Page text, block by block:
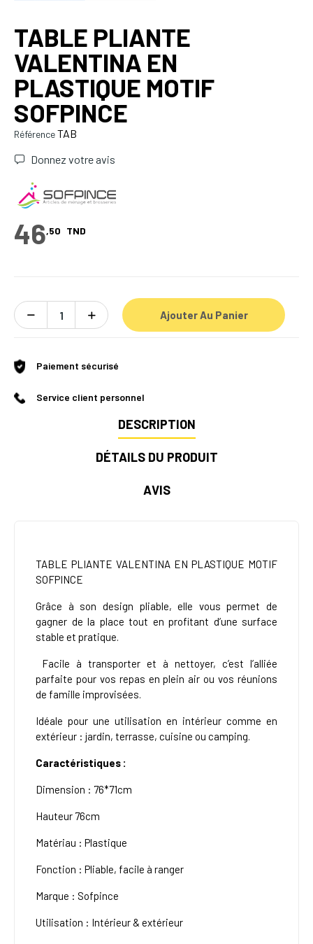
TABLE PLIANTE
VALENTINA EN
PLASTIQUE MOTIF
SOFPINCE
RéférenceTAB
Donnez votre avis
46,50 TND
Ajouter Au Panier
Paiement sécurisé
Service client personnel
DESCRIPTION
DÉTAILS DU PRODUIT
AVIS
TABLE PLIANTE VALENTINA EN PLASTIQUE MOTIF
SOFPINCE
Grâce à son design pliable, elle vous permet de
gagner de la place tout en profitant d’une surface
stable et pratique.
Facile à transporter et à nettoyer, c’est l’alliée
parfaite pour vos repas en plein air ou vos réunions
de famille improvisées.
Idéale pour une utilisation en intérieur comme en
extérieur : jardin, terrasse, cuisine ou camping.
Caractéristiques :
Dimension : 76*71cm
Hauteur 76cm
Matériau : Plastique
Fonction : Pliable, facile à ranger
Marque : Sofpince
Utilisation : Intérieur & extérieur